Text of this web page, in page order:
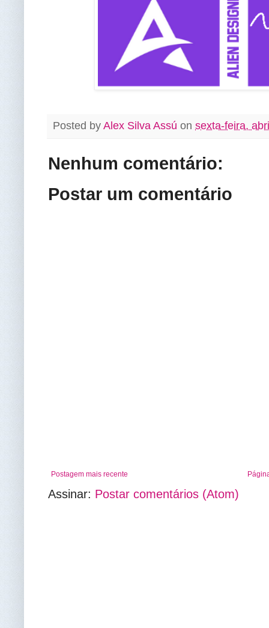
Posted by Alex Silva Assú on sexta-feira,
Nenhum comentário:
Postar um comentário
Postagem mais recente
Assinar: Postar comentários (Atom)